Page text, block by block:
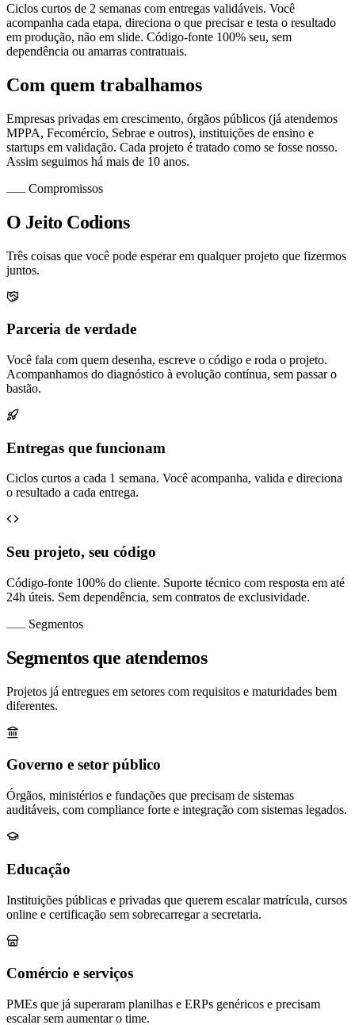
Ciclos curtos de 2 semanas com entregas validáveis. Você
acompanha cada etapa, direciona o que precisar e testa o resultado
em produção, não em slide. Código-fonte 100% seu, sem
dependência ou amarras contratuais.
Com quem trabalhamos
Empresas privadas em crescimento, órgãos públicos (já atendemos
MPPA, Fecomércio, Sebrae e outros), instituições de ensino e
startups em validação. Cada projeto é tratado como se fosse nosso.
Assim seguimos há mais de 10 anos.
Compromissos
O Jeito Codions
Três coisas que você pode esperar em qualquer projeto que fizermos
juntos.
Parceria de verdade
Você fala com quem desenha, escreve o código e roda o projeto.
Acompanhamos do diagnóstico à evolução contínua, sem passar o
bastão.
Entregas que funcionam
Ciclos curtos a cada 1 semana. Você acompanha, valida e direciona
o resultado a cada entrega.
Seu projeto, seu código
Código-fonte 100% do cliente. Suporte técnico com resposta em até
24h úteis. Sem dependência, sem contratos de exclusividade.
Segmentos
Segmentos que atendemos
Projetos já entregues em setores com requisitos e maturidades bem
diferentes.
Governo e setor público
Órgãos, ministérios e fundações que precisam de sistemas
auditáveis, com compliance forte e integração com sistemas legados.
Educação
Instituições públicas e privadas que querem escalar matrícula, cursos
online e certificação sem sobrecarregar a secretaria.
Comércio e serviços
PMEs que já superaram planilhas e ERPs genéricos e precisam
escalar sem aumentar o time.